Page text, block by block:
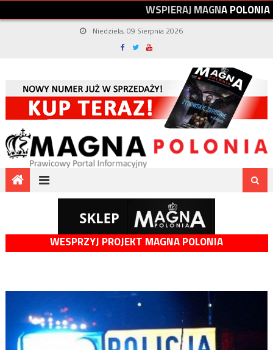
WSPIERAJMAGNAPOLONIA
Niedziela, 09 Sierpnia 2026
WESPRZYJ PROJEKT MAGNA POLONIA